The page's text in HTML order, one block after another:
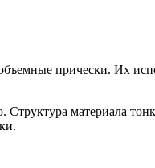
прически. Их
материала